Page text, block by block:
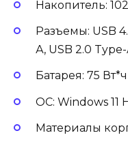
Накопитель:
Разъемы: USB
А, USB 2.0
Батарея: 75 Вт*ч
ОС: Windows 11
Материалы